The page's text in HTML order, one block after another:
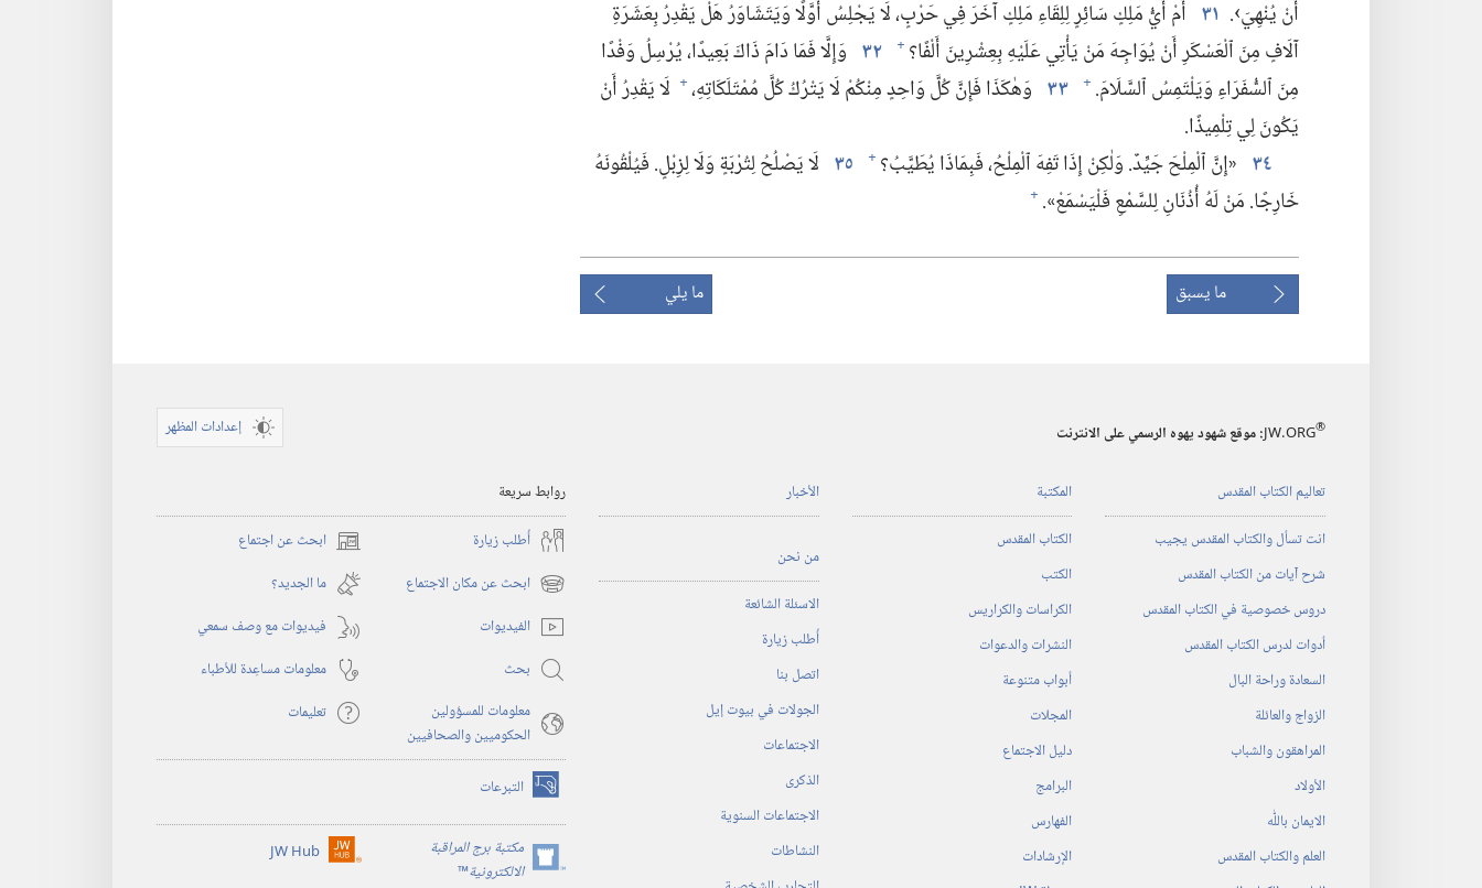
أَنْ يُنْهِيَ›.‏ ٣١ أَمْ أَيُّ مَلِكٍ سَائِرٍ لِلِقَاءِ مَلِكٍ آخَرَ فِي حَرْبٍ،‏ لَا يَجْلِسُ أَوَّلًا وَيَتَشَاوَرُ هَلْ يَقْدِرُ بِعَشَرَةِ
آلَافٍ مِنَ ٱلْعَسْكَرِ أَنْ يُوَاجِهَ مَنْ يَأْتِي عَلَيْهِ بِعِشْرِينَ أَلْفًا؟‏ + ٣٢ وَإِلَّا فَمَا دَامَ ذَاكَ بَعِيدًا،‏ يُرْسِلُ وَفْدًا
مِنَ ٱلسُّفَرَاءِ وَيَلْتَمِسُ ٱلسَّلَامَ.‏ + ٣٣ وَهٰكَذَا فَإِنَّ كُلَّ وَاحِدٍ مِنْكُمْ لَا يَتْرُكُ كُلَّ مُمْتَلَكَاتِهِ،‏+ لَا يَقْدِرُ أَنْ
يَكُونَ لِي تِلْمِيذًا.‏
٣٤ ‏«إِنَّ ٱلْمِلْحَ جَيِّدٌ.‏ وَلٰكِنْ إِذَا تَفِهَ ٱلْمِلْحُ،‏ فَبِمَاذَا يُطَيَّبُ؟‏ + ٣٥ لَا يَصْلُحُ لِتُرْبَةٍ وَلَا لِزِبْلٍ.‏ فَيُلْقُونَهُ
خَارِجًا.‏ مَنْ لَهُ أُذُنَانِ لِلسَّمْعِ فَلْيَسْمَعْ».‏ +
ما يسبق ما يلي
JW.ORG® :‏ موقع شهود يهوه الرسمي على الانترنت إعدادات المظهر
تعاليم الكتاب المقدس
انت تسأل والكتاب المقدس يجيب
شرح آيات من الكتاب المقدس
دروس خصوصية في الكتاب المقدس
أدوات لدرس الكتاب المقدس
السعادة وراحة البال
الزواج والعائلة
المراهقون والشباب
الأولاد
الايمان باللّٰه
العلم والكتاب المقدس
المكتبة
الكتاب المقدس
الكتب
الكراسات والكراريس
النشرات والدعوات
أبواب متنوعة
المجلات
دليل الاجتماع
البرامج
الفهارس
الإرشادات
الأخبار
من نحن
الاسئلة الشائعة
أُطلب زيارة
اتصل بنا
الجولات في بيوت إيل
الاجتماعات
الذكرى
الاجتماعات السنوية
النشاطات
روابط سريعة
أُطلب زيارة
ابحث عن اجتماع (يفتح
نافذة
جديدة)
ابحث عن مكان الاجتماع (يفتح
نافذة
جديدة)
ما الجديد؟‏
الفيديوات
فيديوات مع وصف سمعي
بحث
معلومات مساعِدة للأطباء
معلومات للمسؤولين
الحكوميين والصحافيين
تعليمات
التبرعات (يفتح
نافذة
جديدة) مكتبة برج المراقبة
الالكترونية™
(يفتح
JW Hub (يفتح